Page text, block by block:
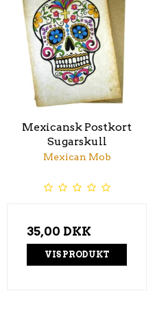
Mexicansk Postkort
Sugarskull
Mexican Mob
35,00 DKK
VIS PRODUKT